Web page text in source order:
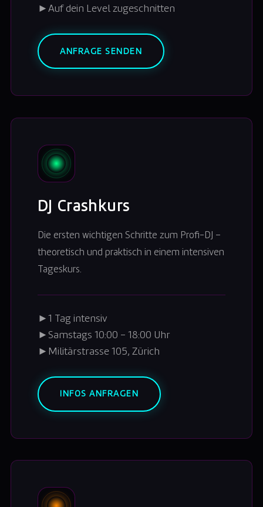
► Auf dein Level zugeschnitten
ANFRAGE SENDEN
DJ Crashkurs
Die ersten wichtigen Schritte zum Profi-DJ –
theoretisch und praktisch in einem intensiven
Tageskurs.
► 1 Tag intensiv
► Samstags 10:00 – 18:00 Uhr
► Militärstrasse 105, Zürich
INFOS ANFRAGEN